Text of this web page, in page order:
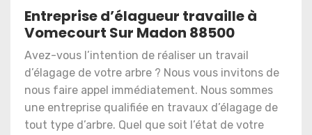
Entreprise d’élagueur travaille à
Vomecourt Sur Madon 88500
Avez-vous l’intention de réaliser un travail
d’élagage de votre arbre ? Nous vous invitons de
nous faire appel immédiatement. Nous sommes
une entreprise qualifiée en travaux d’élagage de
tout type d’arbre. Quel que soit l’état de votre